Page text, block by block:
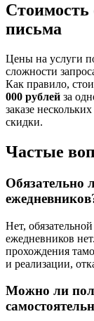
Стоимость
письма
Цены на услуги
сложности
Как правило,
000 рублей за
заказе
скидки.
Частые
Обязательно
Нет,
ежедневников
прохождения
и реализации,
Можно ли